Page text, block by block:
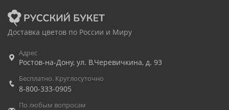
Доставка цветов по России и Миру
Адрес
Ростов-на-Дону, ул. В.Черевичкина, д. 93
Бесплатно. Круглосуточно
8-800-333-0905
По любым вопросам